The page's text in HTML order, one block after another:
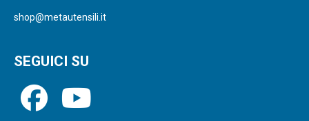
shop@metautensili.it
SEGUICI SU